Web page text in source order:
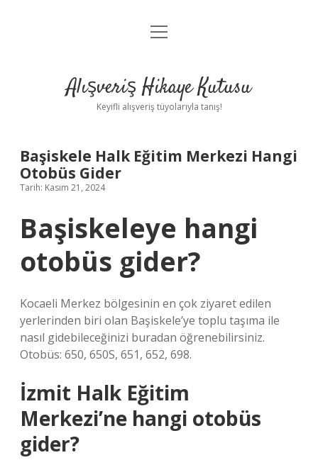
Anasayfa
Yasal Uyarı
menüyü
Alışveriş Hikaye Kutusu
Keyifli alışveriş tüyolarıyla tanış!
Başiskele Halk Eğitim Merkezi Hangi
Otobüs Gider
Tarih: Kasım 21, 2024
Başiskeleye hangi
otobüs gider?
Kocaeli Merkez bölgesinin en çok ziyaret edilen
yerlerinden biri olan Başiskele’ye toplu taşıma ile
nasıl gidebileceğinizi buradan öğrenebilirsiniz.
Otobüs: 650, 650S, 651, 652, 698.
İzmit Halk Eğitim
Merkezi’ne hangi otobüs
gider?